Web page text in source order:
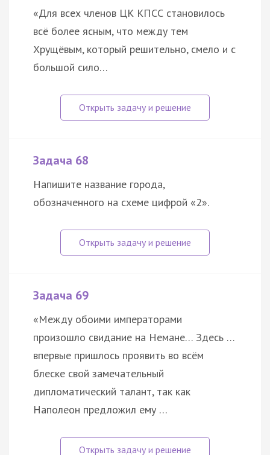
«Для всех членов ЦК КПСС становилось
всё более ясным, что между тем
Хрущёвым, который решительно, смело и с
большой сило…
Задача 68
Напишите название города,
обозначенного на схеме цифрой «2».
Задача 69
«Между обоими императорами
произошло свидание на Немане… Здесь …
впервые пришлось проявить во всём
блеске свой замечательный
дипломатический талант, так как
Наполеон предложил ему …